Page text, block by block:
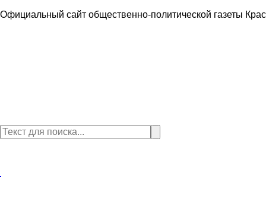
Официальный сайт общественно-политической газеты